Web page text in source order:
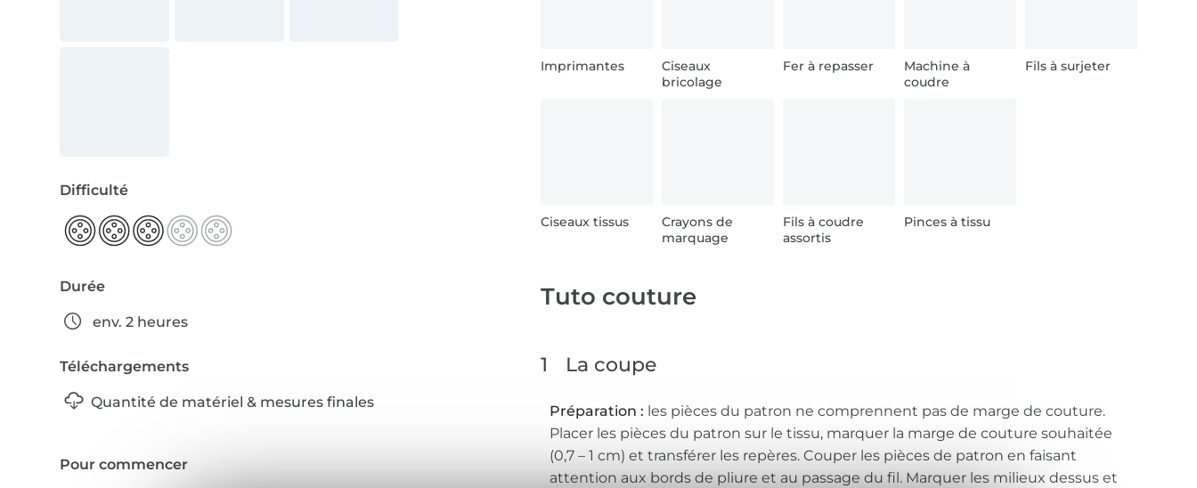
Difficulté
Durée
env. 2 heures
Téléchargements
Quantité de matériel & mesures finales
Pour commencer
Imprimantes
Ciseaux
bricolage
Fer à repasser
Machine à
coudre
Fils à surjeter
Ciseaux tissus
Crayons de
marquage
Fils à coudre
assortis
Pinces à tissu
Tuto couture
1 La coupe
Préparation : les pièces du patron ne comprennent pas de marge de couture.
Placer les pièces du patron sur le tissu, marquer la marge de couture souhaitée
(0,7 – 1 cm) et transférer les repères. Couper les pièces de patron en faisant
attention aux bords de pliure et au passage du fil. Marquer les milieux dessus et